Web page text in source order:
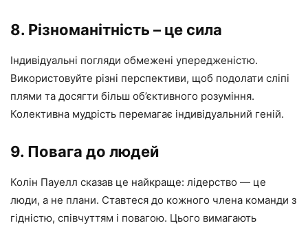
8. Різноманітність – це сила
Індивідуальні погляди обмежені упередженістю.
Використовуйте різні перспективи, щоб подолати сліпі
плями та досягти більш об’єктивного розуміння.
Колективна мудрість перемагає індивідуальний геній.
9. Повага до людей
Колін Пауелл сказав це найкраще: лідерство — це
люди, а не плани. Ставтеся до кожного члена команди з
гідністю, співчуттям і повагою. Цього вимагають